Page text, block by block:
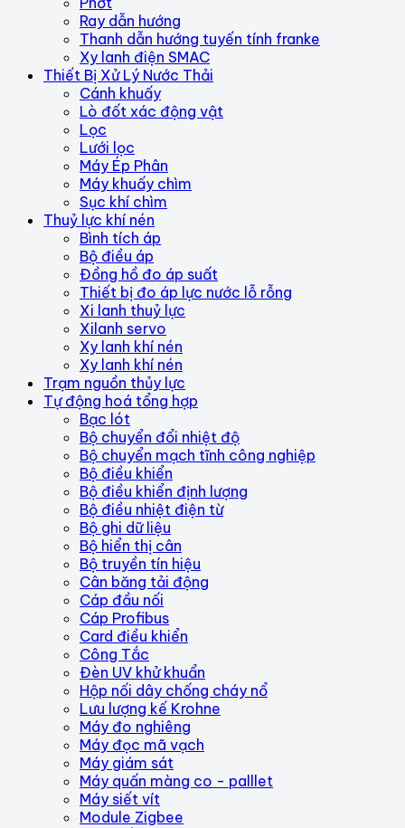
Ray dẫn hướng
Thanh dẫn hướng tuyến tính franke
Xy lanh điện SMAC
Thiết Bị Xử Lý Nước Thải
Cánh khuấy
Lò đốt xác động vật
Lọc
Lưới lọc
Máy Ép Phân
Máy khuấy chìm
Sục khí chìm
Thuỷ lực khí nén
Bình tích áp
Bộ điều áp
Đồng hồ đo áp suất
Thiết bị đo áp lực nước lỗ rỗng
Xi lanh thuỷ lực
Xilanh servo
Xy lanh khí nén
Xy lanh khí nén
Trạm nguồn thủy lực
Tự động hoá tổng hợp
Bạc lót
Bộ chuyển đổi nhiệt độ
Bộ chuyển mạch tĩnh công nghiệp
Bộ điều khiển
Bộ điều khiển định lượng
Bộ điều nhiệt điện từ
Bộ ghi dữ liệu
Bộ hiển thị cân
Bộ truyền tín hiệu
Cân băng tải động
Cáp đầu nối
Cáp Profibus
Card điều khiển
Công Tắc
Đèn UV khử khuẩn
Hộp nối dây chống cháy nổ
Lưu lượng kế Krohne
Máy đo nghiêng
Máy đọc mã vạch
Máy giám sát
Máy quấn màng co - palllet
Máy siết vít
Module Zigbee